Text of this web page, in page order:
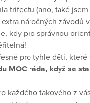
trifectu (ano, také
náročných závodů
kdy pro správnou
pro tyhle děti,
MOC ráda, když se
každého takového z